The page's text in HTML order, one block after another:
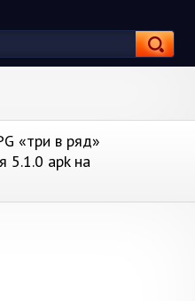
«три в ряд»
5.1.0 apk на